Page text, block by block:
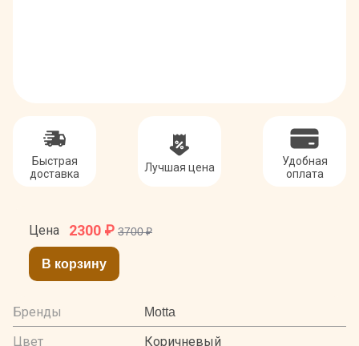
Быстрая
доставка
Лучшая цена
Удобная
оплата
Цена 2300 ₽ 3700 ₽
В корзину
Бренды
Motta
Цвет
Коричневый